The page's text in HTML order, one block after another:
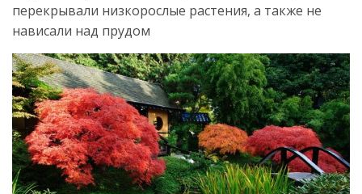
перекрывали низкорослые растения, а также не
нависали над прудом